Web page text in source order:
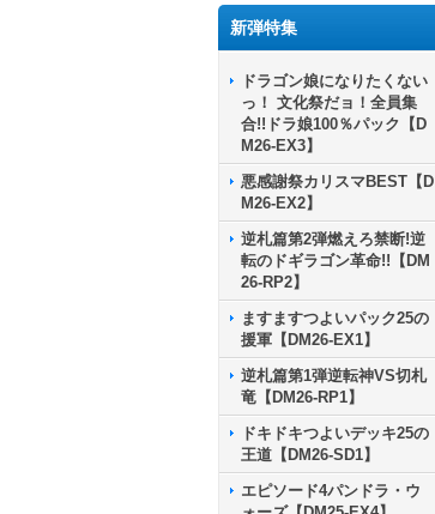
新弾特集
ドラゴン娘になりたくない
っ！ 文化祭だョ！全員集
合!!ドラ娘100％パック【D
M26-EX3】
悪感謝祭カリスマBEST【D
M26-EX2】
逆札篇第2弾燃えろ禁断!逆
転のドギラゴン革命!!【DM
26-RP2】
ますますつよいパック25の
援軍【DM26-EX1】
逆札篇第1弾逆転神VS切札
竜【DM26-RP1】
ドキドキつよいデッキ25の
王道【DM26-SD1】
エピソード4パンドラ・ウ